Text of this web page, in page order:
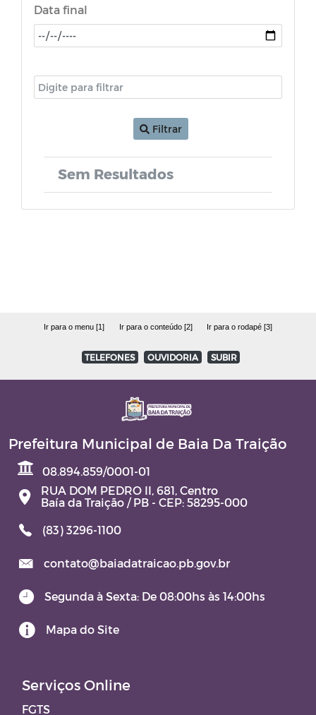
RESOLUÇÃO
Decretos (COVID-19)
LDO - Lei de Diretrizes Orçamentárias
LOA - Lei Orçamentária Anual
PPA - Plano Plurianual
PCA - Prestação de Contas Anual
LAI (Lei de Acesso à Informação)
Lei Orgânica
Contratos e Aditivos
DOM - Diário Oficial do Município
JARI – JUNTA ADMINISTRATIVA DE
RECURSOS DE INFRAÇÕES
TERMO DE POSSE
Data final
Filtrar
Sem Resultados
Ir para o menu [1] Ir para o conteúdo [2] Ir para o rodapé [3]
TELEFONES OUVIDORIA SUBIR
Prefeitura Municipal de Baia Da Traição
08.894.859/0001-01
RUA DOM PEDRO II, 681, Centro
Baía da Traição / PB - CEP: 58295-000
(83) 3296-1100
contato@baiadatraicao.pb.gov.br
Segunda à Sexta: De 08:00hs às 14:00hs
Mapa do Site
Serviços Online
FGTS